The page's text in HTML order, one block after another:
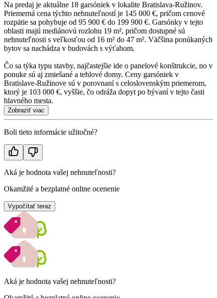
Na predaj je aktuálne 18 garsóniek v lokalite Bratislava-Ružinov.
Priemerná cena týchto nehnuteľností je 145 000 €, pričom cenové
rozpätie sa pohybuje od 95 900 € do 199 900 €. Garsónky v tejto
oblasti majú mediánovú rozlohu 19 m², pričom dostupné sú
nehnuteľnosti s veľkosťou od 16 m² do 47 m². Väčšina ponúkaných
bytov sa nachádza v budovách s výťahom.
Čo sa týka typu stavby, najčastejšie ide o panelové konštrukcie, no v
ponuke sú aj zmiešané a tehlové domy. Ceny garsóniek v
Bratislave-Ružinove sú v porovnaní s celoslovenským priemerom,
ktorý je 103 000 €, vyššie, čo odráža dopyt po bývaní v tejto časti
hlavného mesta.
Zobraziť viac
Boli tieto informácie užitočné?
Aká je hodnota vašej nehnuteľnosti?
Okamžité a bezplatné online ocenenie
Vypočítať teraz
Aká je hodnota vašej nehnuteľnosti?